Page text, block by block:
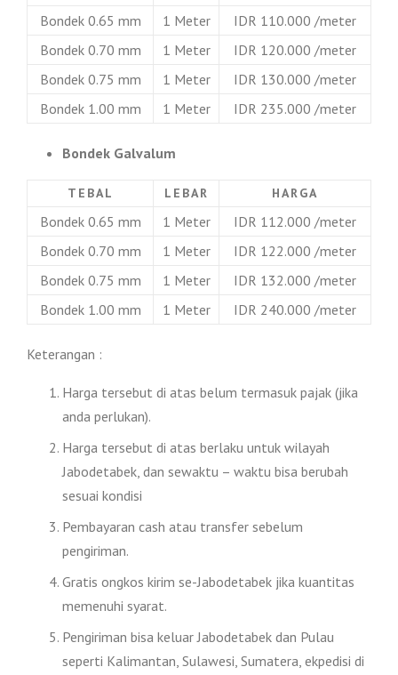
Bondek 0.65 mm 1 Meter
IDR 110.000 /meter
Bondek 0.70 mm
1 Meter
IDR 120.000 /meter
Bondek 0.75 mm
1 Meter
IDR 130.000 /meter
Bondek 1.00 mm
1 Meter IDR 235.000 /meter
Bondek Galvalum
TEBAL LEBAR HARGA
Bondek 0.65 mm 1 Meter
IDR 112.000 /meter
Bondek 0.70 mm
1 Meter
IDR 122.000 /meter
Bondek 0.75 mm
1 Meter
IDR 132.000 /meter
Bondek 1.00 mm
1 Meter IDR 240.000 /meter
Keterangan :
Harga tersebut di atas belum termasuk pajak (jika
anda perlukan).
Harga tersebut di atas berlaku untuk wilayah
Jabodetabek, dan sewaktu – waktu bisa berubah
sesuai kondisi
Pembayaran cash atau transfer sebelum
pengiriman.
Gratis ongkos kirim se-Jabodetabek jika kuantitas
memenuhi syarat.
Pengiriman bisa keluar Jabodetabek dan Pulau
seperti Kalimantan, Sulawesi, Sumatera, ekpedisi di